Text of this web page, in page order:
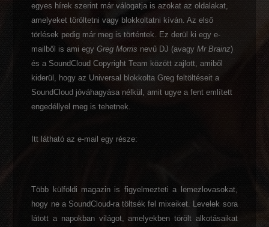
egyes hírek szerint már válogatja is azokat az oldalakat,
amelyeket töröltetni vagy blokkoltatni kíván. Az első
törlések pedig már meg is történtek. Ez derül ki egy e-
mailből is ami egyGreg Morris nevű DJ (avagyMr Brainz)
és a SoundCloud Copyright Team között zajlott, amiből
kiderül, hogy az Universal blokkolta Greg feltöltéseit a
SoundCloud jóváhagyása nélkül, amit ugye a fent említett
engedéllyel meg is tehetnek.
Itt látható az e-mail egy része:
Több külföldi magazin is figyelmezteti a lemezlovasokat,
hogy ne a SoundCloud-ra töltsék fel mixeiket. Levelek sora
látott a napokban világot, amelyekben törölt alkotásaikat